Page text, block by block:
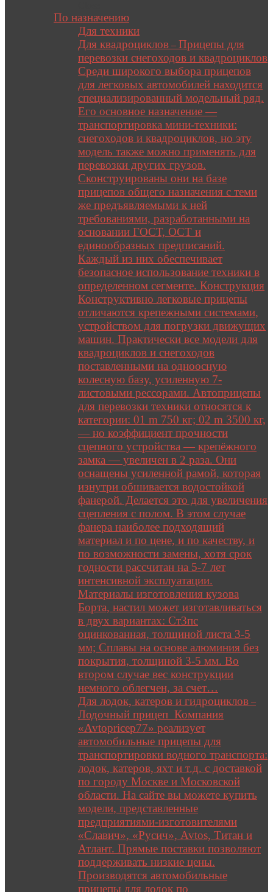
По назначению
Для техники
Для квадроциклов – Прицепы для
перевозки снегоходов и квадроциклов
Среди широкого выбора прицепов
для легковых автомобилей находится
специализированный модельный ряд.
Его основное назначение —
транспортировка мини-техники:
снегоходов и квадроциклов, но эту
модель также можно применять для
перевозки других грузов.
Сконструированы они на базе
прицепов общего назначения с теми
же предъявляемыми к ней
требованиями, разработанными на
основании ГОСТ, ОСТ и
единообразных предписаний.
Каждый из них обеспечивает
безопасное использование техники в
определенном сегменте. Конструкция
Конструктивно легковые прицепы
отличаются крепежными системами,
устройством для погрузки движущих
машин. Практически все модели для
квадроциклов и снегоходов
поставленными на одноосную
колесную базу, усиленную 7-
листовыми рессорами. Автоприцепы
для перевозки техники относятся к
категории: 01 m 750 кг; 02 m 3500 кг,
— но коэффициент прочности
сцепного устройства — крепёжного
замка — увеличен в 2 раза. Они
оснащены усиленной рамой, которая
изнутри обшивается водостойкой
фанерой. Делается это для увеличения
сцепления с полом. В этом случае
фанера наиболее подходящий
материал и по цене, и по качеству, и
по возможности замены, хотя срок
годности рассчитан на 5-7 лет
интенсивной эксплуатации.
Материалы изготовления кузова
Борта, настил может изготавливаться
в двух вариантах: Ст3пс
оцинкованная, толщиной листа 3-5
мм; Сплавы на основе алюминия без
покрытия, толщиной 3-5 мм. Во
втором случае вес конструкции
немного облегчен, за счет…
Для лодок, катеров и гидроциклов –
Лодочный прицеп Компания
«Avtopricep77» реализует
автомобильные прицепы для
транспортировки водного транспорта:
лодок, катеров, яхт и т.д. с доставкой
по городу Москве и Московской
области. На сайте вы можете купить
модели, представленные
предприятиями-изготовителями
«Славич», «Русич», Avtos, Титан и
Атлант. Прямые поставки позволяют
поддерживать низкие цены.
Производятся автомобильные
прицепы для лодок по